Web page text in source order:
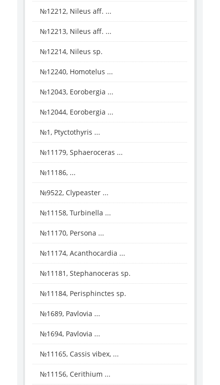
№12212, Nileus aff. ...
№12213, Nileus aff. ...
№12214, Nileus sp.
№12240, Homotelus ...
№12043, Eorobergia ...
№12044, Eorobergia ...
№1, Ptyctothyris ...
№11179, Sphaeroceras ...
№11186, ...
№9522, Clypeaster ...
№11158, Turbinella ...
№11170, Persona ...
№11174, Acanthocardia ...
№11181, Stephanoceras sp.
№11184, Perisphinctes sp.
№1689, Pavlovia ...
№1694, Pavlovia ...
№11165, Cassis vibex, ...
№11156, Cerithium ...